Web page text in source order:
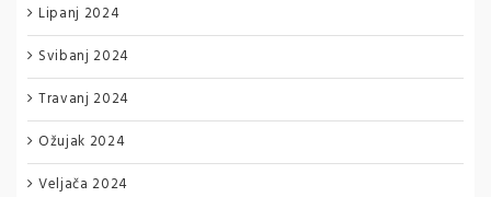
Lipanj 2024
Svibanj 2024
Travanj 2024
Ožujak 2024
Veljača 2024